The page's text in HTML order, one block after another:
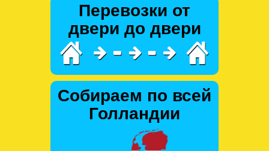
Перевозки от
двери до двери
Собираем по всей
Голландии